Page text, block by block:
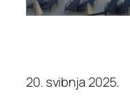
20. svibnja 2025.